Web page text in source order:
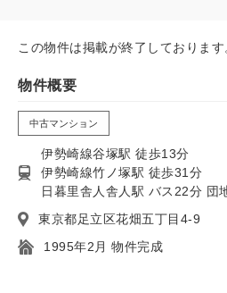
この物件は掲載が終了しております
物件概要
中古マンション
伊勢崎線谷塚駅 徒歩13分
伊勢崎線竹ノ塚駅 徒歩31分
日暮里舎人舎人駅 バス22分 団
東京都足立区花畑五丁目4-9
1995年2月 物件完成